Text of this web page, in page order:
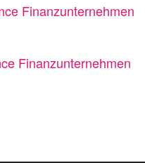
Finanzunternehmen
Finanzunternehmen